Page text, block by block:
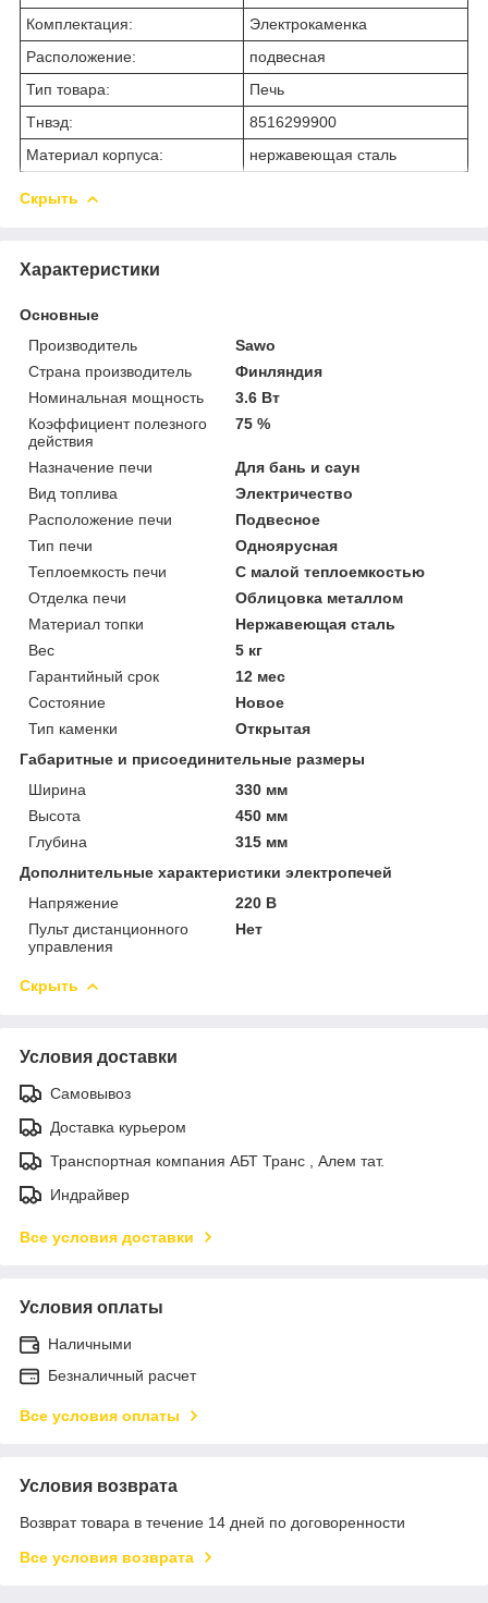
Комплектация:
Электрокаменка
Расположение:
подвесная
Тип товара:
Печь
Тнвэд:
8516299900
Материал корпуса:
нержавеющая сталь
Скрыть
Характеристики
Основные
Производитель
Sawo
Страна производитель
Финляндия
Номинальная мощность
3.6 Вт
Коэффициент полезного
действия
75 %
Назначение печи
Для бань и саун
Вид топлива
Электричество
Расположение печи
Подвесное
Тип печи
Одноярусная
Теплоемкость печи
С малой теплоемкостью
Отделка печи
Облицовка металлом
Материал топки
Нержавеющая сталь
Вес
5 кг
Гарантийный срок
12 мес
Состояние
Новое
Тип каменки
Открытая
Габаритные и присоединительные размеры
Ширина
330 мм
Высота
450 мм
Глубина
315 мм
Дополнительные характеристики электропечей
Напряжение
220 В
Пульт дистанционного
управления
Нет
Скрыть
Условия доставки
Самовывоз
Доставка курьером
Транспортная компания АБТ Транс , Алем тат.
Индрайвер
Все условия доставки
Условия оплаты
Наличными
Безналичный расчет
Все условия оплаты
Условия возврата
Возврат товара в течение 14 дней по договоренности
Все условия возврата